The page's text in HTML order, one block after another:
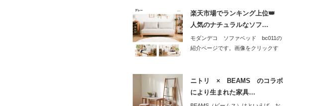
楽天市場でランキング上位👑
人気のナチュラルなソフ…
モダンデコ ソファベッド bc011の
紹介ページです。画像をクリックす
ニトリ × BEAMS のコラボ
により生まれた家具…